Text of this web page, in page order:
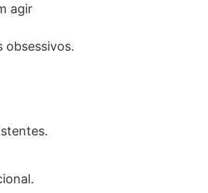
agir
obsessivos.